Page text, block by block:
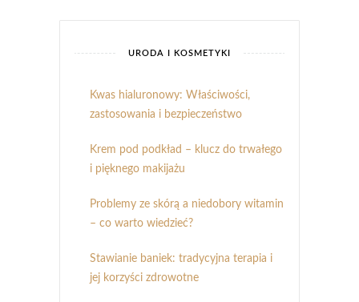
URODA I KOSMETYKI
Kwas hialuronowy: Właściwości,
zastosowania i bezpieczeństwo
Krem pod podkład – klucz do trwałego
i pięknego makijażu
Problemy ze skórą a niedobory witamin
– co warto wiedzieć?
Stawianie baniek: tradycyjna terapia i
jej korzyści zdrowotne